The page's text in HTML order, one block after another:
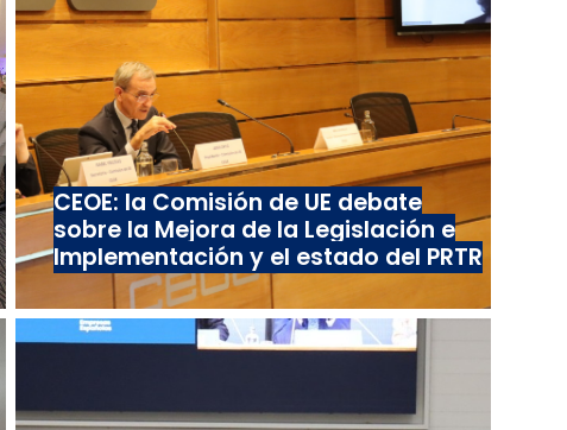
CEOE: la Comisión de UE debate
sobre la Mejora de la Legislación e
Implementación y el estado del PRTR